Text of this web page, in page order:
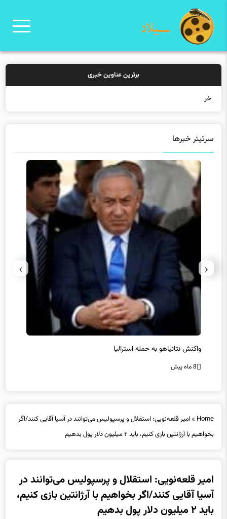
برترین عناوین خبری
خرید بیمه: سنت
سرتیتر خبرها
واکنش نتانیاهو به حمله استرالیا
8 ماه پیش
‹
›
Home
» امیر قلعه‌نویی: استقلال و پرسپولیس می‌توانند در آسیا آقایی کنند/اگر
بخواهیم با آرژانتین بازی کنیم، باید ۲ میلیون دلار پول بدهیم
امیر قلعه‌نویی: استقلال و پرسپولیس می‌توانند در
آسیا آقایی کنند/اگر بخواهیم با آرژانتین بازی کنیم،
باید ۲ میلیون دلار پول بدهیم